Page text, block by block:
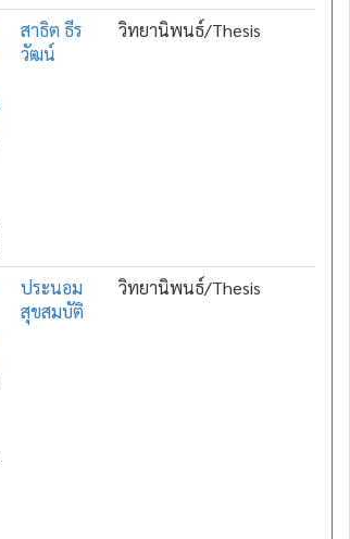
สาธิต ธีร
วัฒน์
วิทยานิพนธ์/Thesis
ประนอม
สุขสมบัติ
วิทยานิพนธ์/Thesis